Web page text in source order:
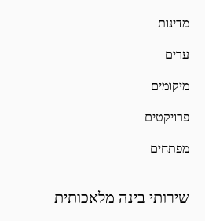
מדינות
ערים
מיקומים
פרויקטים
מפתחים
שירותי בינה מלאכותית